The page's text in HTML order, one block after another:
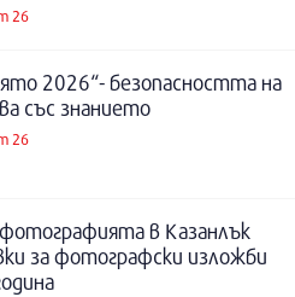
26
2026“- безопасността на
със знанието
26
в Казанлък
за фотографски изложби